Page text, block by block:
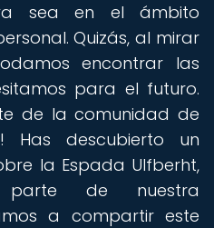
sea en el ámbito
Quizás, al mirar
encontrar las
para el futuro.
de la comunidad de
! Has descubierto un
la Espada Ulfberht,
parte de nuestra
a compartir este